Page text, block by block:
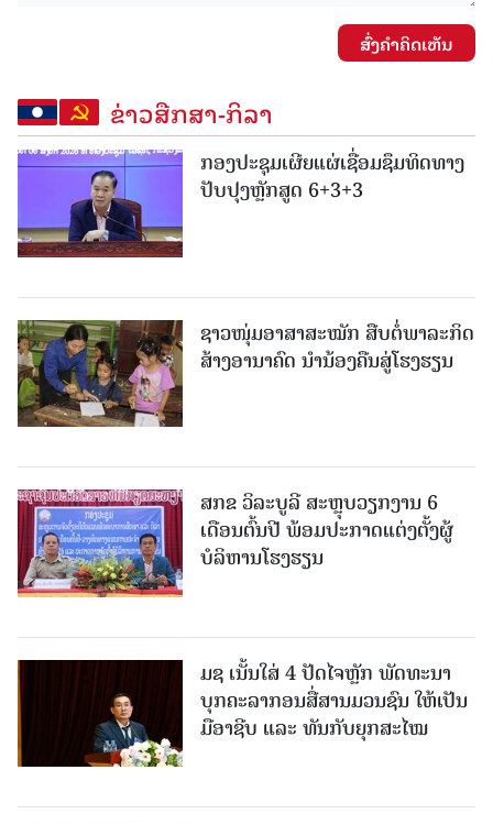
ສົ່ງຄໍາຄິດເຫັນ
ຂ່າວສືກສາ-ກິລາ
ກອງປະຊຸມເຜີຍແຜ່ເຊື່ອມຊຶມທິດທາງ
ປັບປຸງຫຼັກສູດ 6+3+3
ຊາວໜຸ່ມອາສາສະໝັກ ສືບຕໍ່ພາລະກິດ
ສ້າງອານາຄົດ ນໍານ້ອງຄືນສູ່ໂຮງຮຽນ
ສກຂ ວິລະບູລີ ສະຫຼຸບວຽກງານ 6
ເດືອນຕົ້ນປີ ພ້ອມປະກາດແຕ່ງຕັ້ງຜູ້
ບໍລິຫານໂຮງຮຽນ
ມຊ ເນັ້ນໃສ່ 4 ປັດໄຈຫຼັກ ພັດທະນາ
ບຸກຄະລາກອນສື່ສານມວນຊົນ ໃຫ້ເປັນ
ມືອາຊີບ ແລະ ທັນກັບຍຸກສະໄໝ